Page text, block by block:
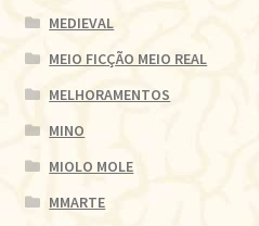
MEDIEVAL
MEIO FICÇÃO MEIO REAL
MELHORAMENTOS
MINO
MIOLO MOLE
MMARTE